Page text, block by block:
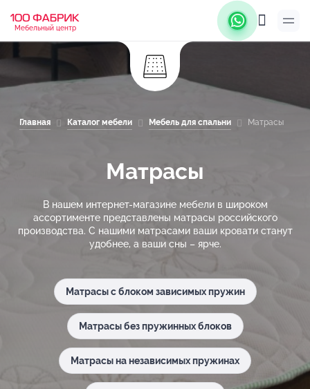
Мебельный центр
Главная Каталог мебели Мебель для спальни Матрасы
Матрасы
В нашем интернет-магазине мебели в широком
ассортименте представлены матрасы российского
производства. С нашими матрасами ваши кровати станут
удобнее, а ваши сны – ярче.
Матрасы с блоком зависимых пружин
Матрасы без пружинных блоков
Матрасы на независимых пружинах